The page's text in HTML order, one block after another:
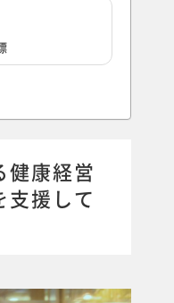
健康経営
支援して